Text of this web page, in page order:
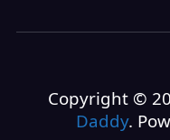
Copyright ©
Daddy.